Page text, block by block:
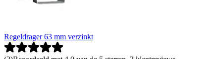
Regeldrager 63 mm verzinkt